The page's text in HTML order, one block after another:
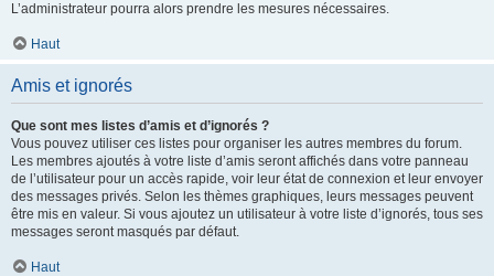
L’administrateur pourra alors prendre les mesures nécessaires.
Haut
Amis et ignorés
Que sont mes listes d’amis et d’ignorés ?
Vous pouvez utiliser ces listes pour organiser les autres membres du forum.
Les membres ajoutés à votre liste d’amis seront affichés dans votre panneau
de l’utilisateur pour un accès rapide, voir leur état de connexion et leur envoyer
des messages privés. Selon les thèmes graphiques, leurs messages peuvent
être mis en valeur. Si vous ajoutez un utilisateur à votre liste d’ignorés, tous ses
messages seront masqués par défaut.
Haut